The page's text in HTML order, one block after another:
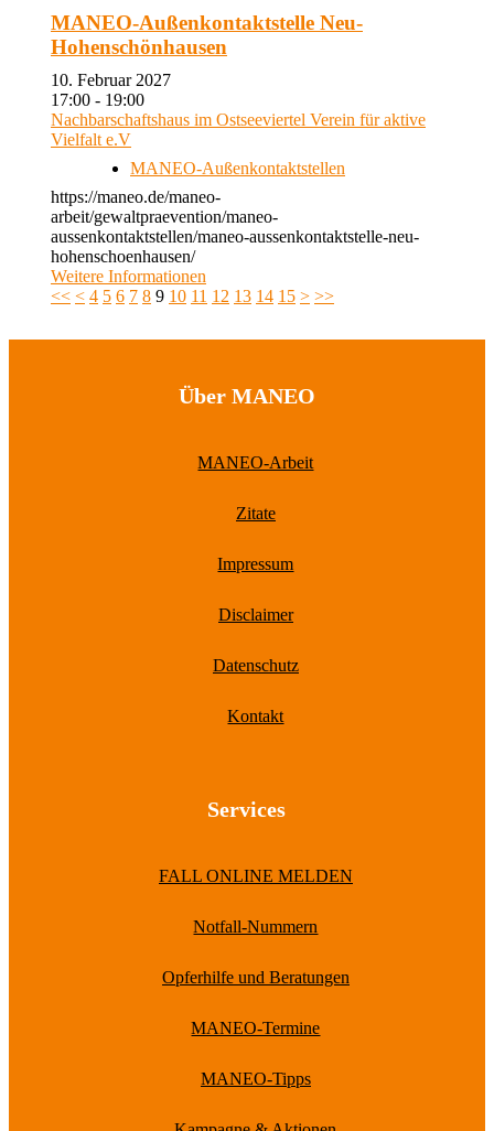
MANEO-Außenkontaktstelle Neu-
Hohenschönhausen
10. Februar 2027
17:00 - 19:00
Nachbarschaftshaus im Ostseeviertel Verein für aktive
Vielfalt e.V
MANEO-Außenkontaktstellen
https://maneo.de/maneo-
arbeit/gewaltpraevention/maneo-
aussenkontaktstellen/maneo-aussenkontaktstelle-neu-
hohenschoenhausen/
Weitere Informationen
<< < 4 5 6 7 8 9 10 11 12 13 14 15 > >>
Über MANEO
MANEO-Arbeit
Zitate
Impressum
Disclaimer
Datenschutz
Kontakt
Services
FALL ONLINE MELDEN
Notfall-Nummern
Opferhilfe und Beratungen
MANEO-Termine
MANEO-Tipps